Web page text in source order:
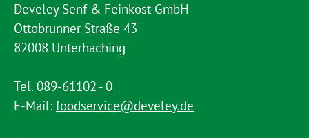
Develey Senf & Feinkost GmbH
Ottobrunner Straße 43
82008 Unterhaching
Tel. 089-61102 - 0
E-Mail: foodservice@develey.de